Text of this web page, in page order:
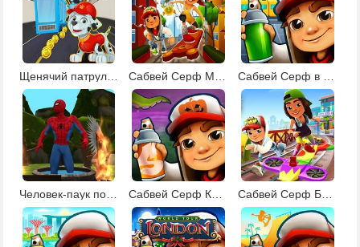
Щенячий патруль: Сабвей Серф
Человек-паук побег из джунглей Сабвей Серф Кембридж Сабвей Серф Буэнос-Айрес